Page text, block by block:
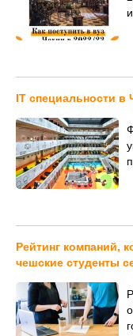
IT специальности в
Рейтинг компаний,
чешские студенты